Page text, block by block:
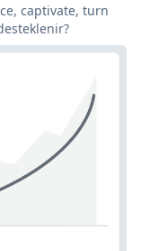
captivate, turn